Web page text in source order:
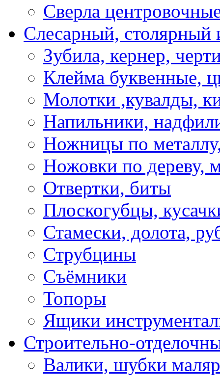
Сверла
Слесарный, столярный
Зубила, кернер,
Клейма буквенные,
Молотки ,кувалды,
Напильники,
Ножницы по
Ножовки по дереву,
Отвертки, биты
Плоскогубцы,
Стамески, долота,
Струбцины
Съёмники
Топоры
Ящики
Строительно-
Валики, шубки